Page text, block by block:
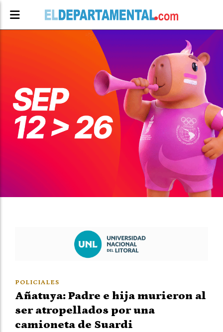
Añatuya: Padre e hija murieron al
ser atropellados por una
camioneta de Suardi
POLICIALES